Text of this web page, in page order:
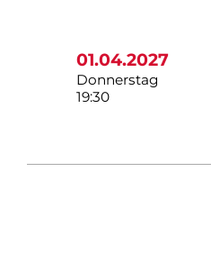
01.04.2027
Donnerstag
19:30